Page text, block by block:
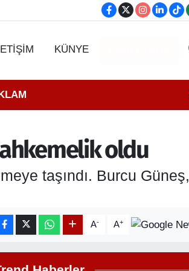
KÜNYE
oldu
taşındı. Burcu Güneş,
A- A+